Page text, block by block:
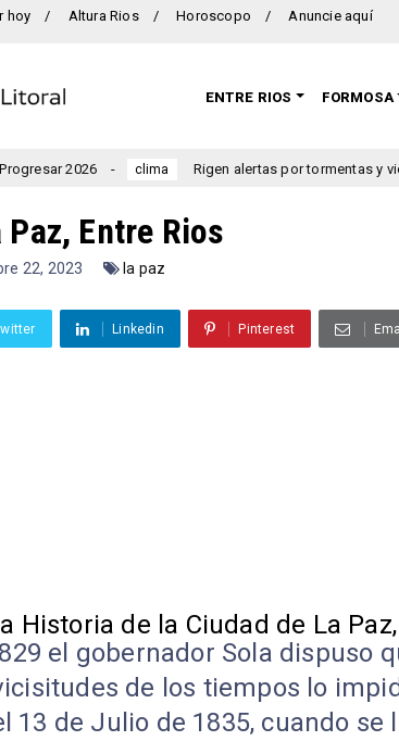
hoy Altura Rios Horoscopo Anuncie aquí
ENTRE RIOS FORMOSA
clima Rigen alertas por tormentas y viento para
Entre Rios
22, 2023 la paz
Linkedin Pinterest
Historia de la Ciudad de La
el gobernador Sola dispuso
de los tiempos lo
13 de Julio de 1835, cuando se